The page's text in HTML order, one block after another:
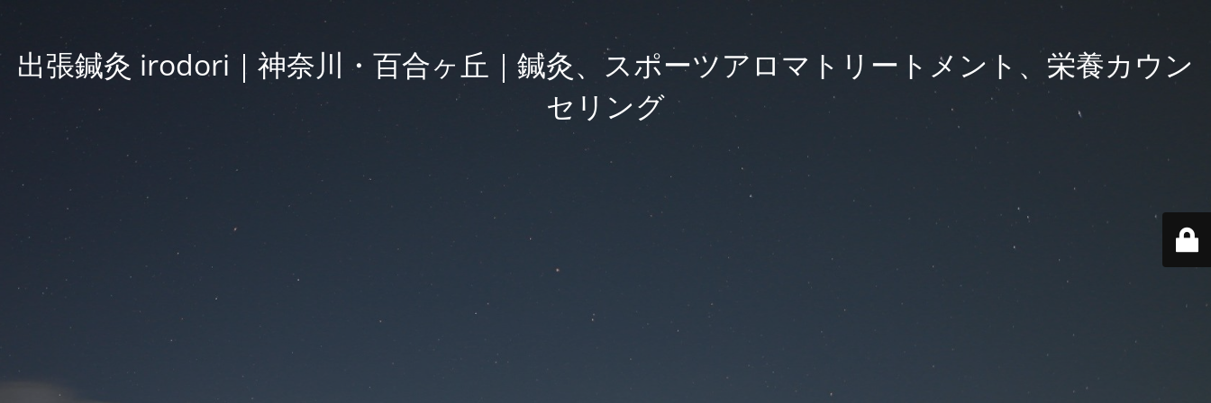
出張鍼灸 irodori｜神奈川・百合ヶ丘｜鍼灸、スポーツアロマトリートメント、栄養カウン
セリング